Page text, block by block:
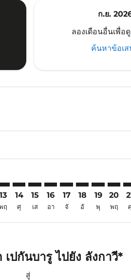
ก.ย.
ลองเดือนอื่นเพื่อ
ค้นหาข้อเส
13
ฤ
14
ศุ
15
เส
16
อา
17
จั
18
อั
19
พุ
20
พฤ
ปกันบารู ไปยัง ลังกาวี*
สู่